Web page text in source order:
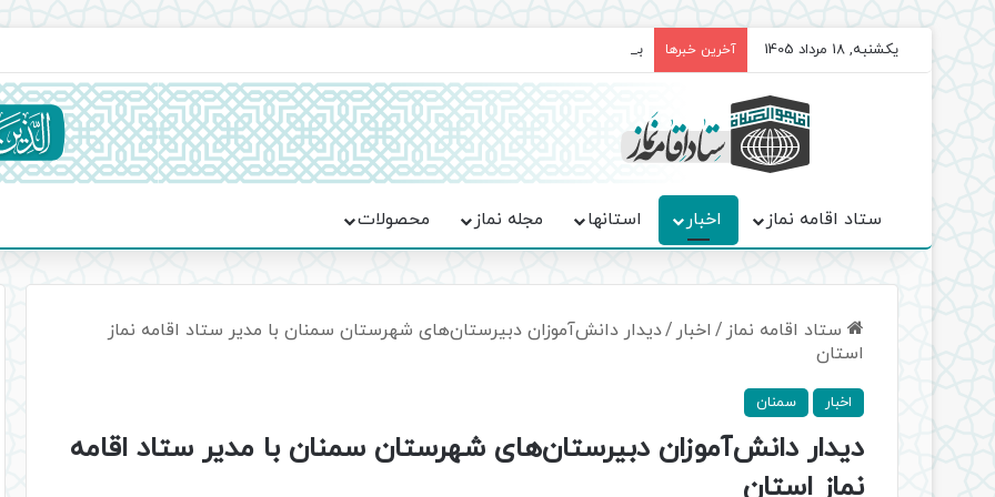
یکشنبه, 18 مرداد 1405 آخرین خبرها برگزاری باشکوه نمازهای جماعت در موکب فاطمه الزهرا (س)
ستاد اقامه نماز اخبار استانها مجله نماز محصولات
ستاد اقامه نماز / اخبار /دیدار دانش‌آموزان دبیرستان‌های شهرستان سمنان با مدیر ستاد اقامه نماز
استان
اخبار سمنان
دیدار دانش‌آموزان دبیرستان‌های شهرستان سمنان با مدیر ستاد اقامه
نماز استان